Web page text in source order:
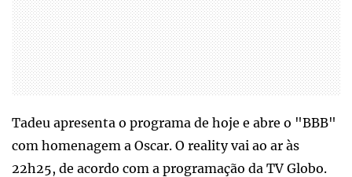
Tadeu apresenta o programa de hoje e abre o "BBB"
com homenagem a Oscar. O reality vai ao ar às
22h25, de acordo com a programação da TV Globo.